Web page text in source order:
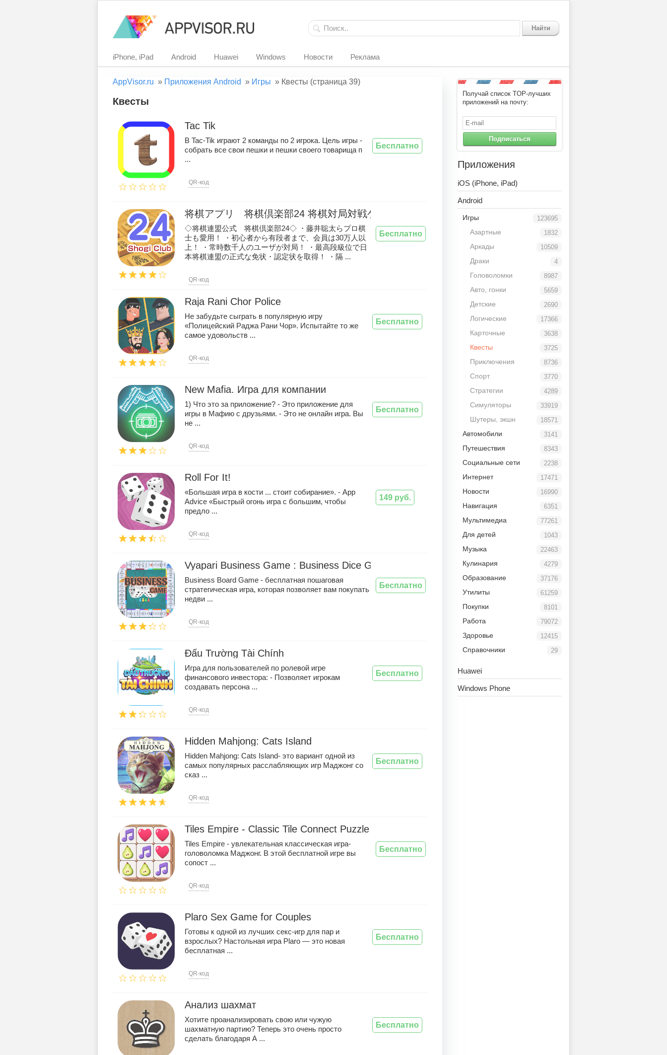
Найти
iPhone, iPad Android Huawei Windows Новости Реклама
AppVisor.ru » Приложения Android » Игры » Квесты (страница 39)
Квесты
Tac Tik
В Tac-Tik играют 2 команды по 2 игрока. Цель игры -
собрать все свои пешки и пешки своего товарища п
...
QR-код
Бесплатно
将棋アプリ 将棋倶楽部24 将棋対局対戦ゲーム
◇将棋連盟公式 将棋倶楽部24◇ ・藤井聡太らプロ棋
士も愛用！ ・初心者から有段者まで、会員は30万人以
上！ ・常時数千人のユーザが対局！ ・最高段級位で日
本将棋連盟の正式な免状・認定状を取得！ ・隔 ...
QR-код
Бесплатно
Raja Rani Chor Police
Не забудьте сыграть в популярную игру
«Полицейский Раджа Рани Чор». Испытайте то же
самое удовольств ...
QR-код
Бесплатно
New Mafia. Игра для компании
1) Что это за приложение? - Это приложение для
игры в Мафию с друзьями. - Это не онлайн игра. Вы
не ...
QR-код
Бесплатно
Roll For It!
«Большая игра в кости ... стоит собирание». - App
Advice «Быстрый огонь игра с большим, чтобы
предло ...
QR-код
149 руб.
Vyapari Business Game : Business Dice Game India
Business Board Game - бесплатная пошаговая
стратегическая игра, которая позволяет вам покупать
недви ...
QR-код
Бесплатно
Đấu Trường Tài Chính
Игра для пользователей по ролевой игре
финансового инвестора: - Позволяет игрокам
создавать персона ...
QR-код
Бесплатно
Hidden Mahjong: Cats Island
Hidden Mahjong: Cats Island- это вариант одной из
самых популярных расслабляющих игр Маджонг со
сказ ...
QR-код
Бесплатно
Tiles Empire - Classic Tile Connect Puzzle game
Tiles Empire - увлекательная классическая игра-
головоломка Маджонг. В этой бесплатной игре вы
сопост ...
QR-код
Бесплатно
Plaro Sex Game for Couples
Готовы к одной из лучших секс-игр для пар и
взрослых? Настольная игра Plaro — это новая
бесплатная ...
QR-код
Бесплатно
Анализ шахмат
Хотите проанализировать свою или чужую
шахматную партию? Теперь это очень просто
сделать благодаря А ...
Бесплатно
Получай список TOP-лучших
приложений на почту:
Подписаться
Приложения
iOS (iPhone, iPad)
Android
123695
Игры
1832
Азартные
10509
Аркады
4
Драки
8987
Головоломки
5659
Авто, гонки
2690
Детские
17366
Логические
3638
Карточные
3725
Квесты
8736
Приключения
3770
Спорт
4289
Стратегии
33919
Симуляторы
18571
Шутеры, экшн
3141
Автомобили
8343
Путешествия
2238
Социальные сети
17471
Интернет
16990
Новости
6351
Навигация
77261
Мультимедиа
1043
Для детей
22463
Музыка
4279
Кулинария
37176
Образование
61259
Утилиты
8101
Покупки
79072
Работа
12415
Здоровье
29
Справочники
Huawei
Windows Phone